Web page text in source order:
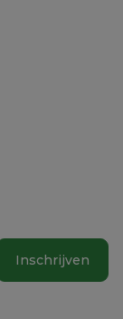
Inschrijven